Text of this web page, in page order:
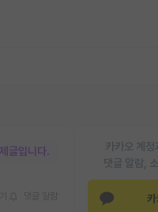
카카오 계정
댓글 알람,
글입니다.